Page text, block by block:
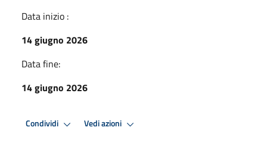
Data inizio :
14 giugno 2026
Data fine:
14 giugno 2026
Condividi Vedi azioni